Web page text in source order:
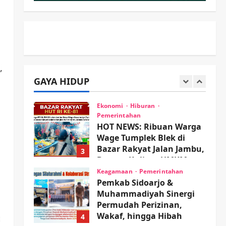
GAYA HIDUP
3
Bazar Rakyat Jalan Jambu,
Borong Kuliner UMKM
Sambil Nonton Jaranan!
wartanusa
4
Keagamaan Pemerintahan
Pemkab Sidoarjo &
Muhammadiyah Sinergi
Permudah Perizinan,
Wakaf, hingga Hibah
5
Keagamaan Pemerintahan
Hadir di Pengajian Qurrota
A’yun, Wabup Sidoarjo
Minta Doa Jamaah Agar
Tetap Amanah Memimpin